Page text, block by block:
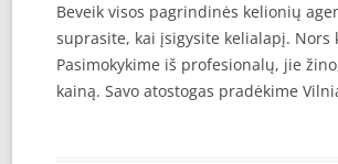
Beveik visos pagrindinės kelionių
suprasite, kai įsigysite kelialapį.
Pasimokykime iš profesionalų, jie
kainą. Savo atostogas pradėkime